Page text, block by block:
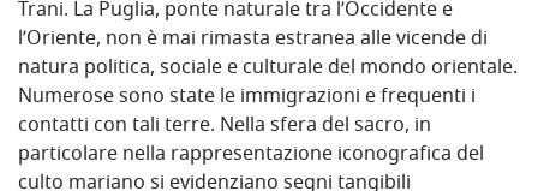
Trani. La Puglia, ponte naturale tra l’Occidente e
l’Oriente, non è mai rimasta estranea alle vicende di
natura politica, sociale e culturale del mondo orientale.
Numerose sono state le immigrazioni e frequenti i
contatti con tali terre. Nella sfera del sacro, in
particolare nella rappresentazione iconografica del
culto mariano si evidenziano segni tangibili